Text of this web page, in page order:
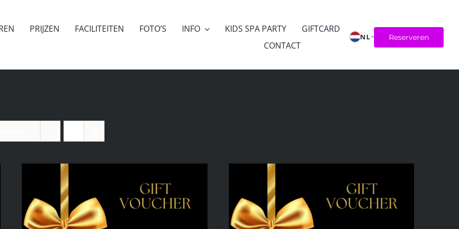
PRIJZEN FACILITEITEN FOTO’S INFO KIDS SPA PARTY
GIFTCARD
CONTACT
NL Reserveren